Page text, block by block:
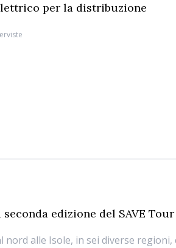
per la distribuzione
seconda edizione del SAVE Tour
nord alle Isole, in sei diverse regioni,